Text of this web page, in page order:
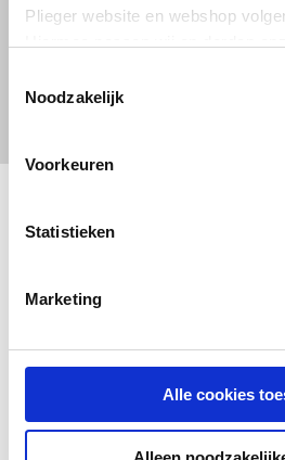
Plieger website en webshop
We slaan je cookievoorkeur op in
Noodzakelijk
Voorkeuren
Statistieken
Marketing
Alle cookies